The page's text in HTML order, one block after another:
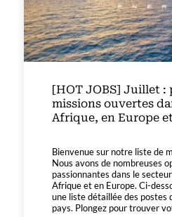
[HOT JOBS] Juillet :
missions ouvertes
Afrique, en Europe
Bienvenue sur notre liste de
Nous avons de nombreuses
passionnantes dans le
Afrique et en Europe. Ci-
une liste détaillée des postes
pays. Plongez pour trouver